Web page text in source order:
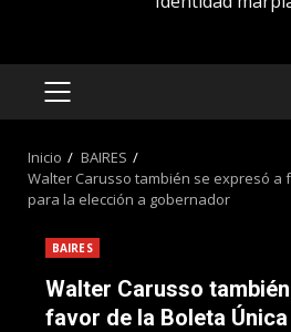
MENÚ
Inicio
BAIRES
Walter Carusso también se expresó a
para la elección a gobernador
BAIRES
Walter Carusso
favor de la Boleta